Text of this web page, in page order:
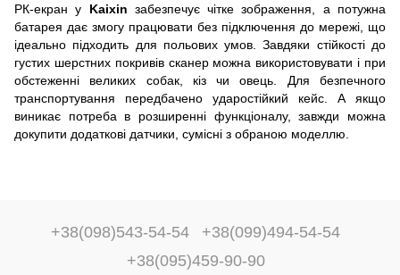
РК-екран у Kaixin забезпечує чітке зображення, а потужна
батарея дає змогу працювати без підключення до мережі, що
ідеально підходить для польових умов. Завдяки стійкості до
густих шерстних покривів сканер можна використовувати і при
обстеженні великих собак, кіз чи овець. Для безпечного
транспортування передбачено ударостійкий кейс. А якщо
виникає потреба в розширенні функціоналу, завжди можна
докупити додаткові датчики, сумісні з обраною моделлю.
+38(098)543-54-54
+38(099)494-54-54
+38(095)459-90-90